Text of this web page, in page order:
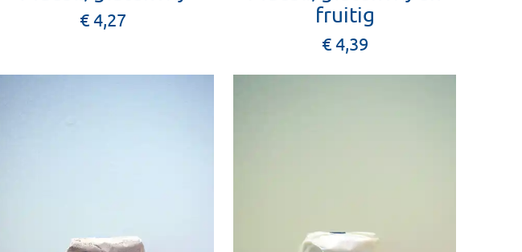
€ 4,27
fruitig
€ 4,39